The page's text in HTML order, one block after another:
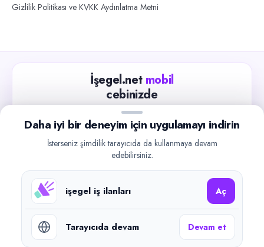
Gizlilik Politikası ve KVKK Aydınlatma Metni
İşegel.net mobil
cebinizde
Güncel iş ilanlarını takip edin, işverenlerle hızlıca
iletişime geçin.
Google Play
©2026işegel.net. Tüm hakları saklıdır.
Daha iyi bir deneyim için uygulamayı indirin
İsterseniz şimdilik tarayıcıda da kullanmaya devam
edebilirsiniz.
işegel iş ilanları Aç
Tarayıcıda devam Devam et